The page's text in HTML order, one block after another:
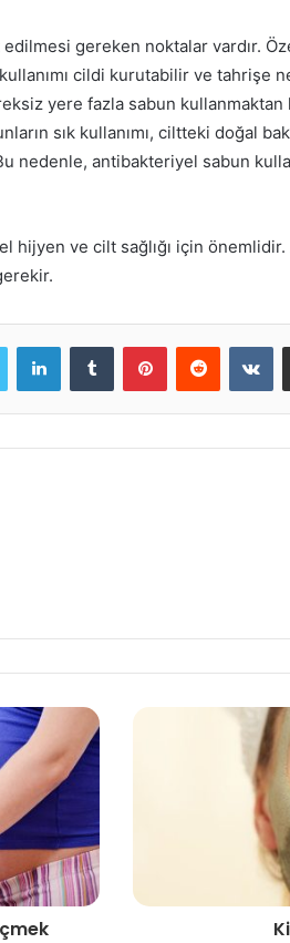
edilmesi gereken noktalar vardır.
cildi kurutabilir ve tahrişe
yere fazla sabun kullanmaktan
sık kullanımı, ciltteki doğal
nedenle, antibakteriyel sabun
hijyen ve cilt sağlığı için
LinkedInTumblr PinterestReddit